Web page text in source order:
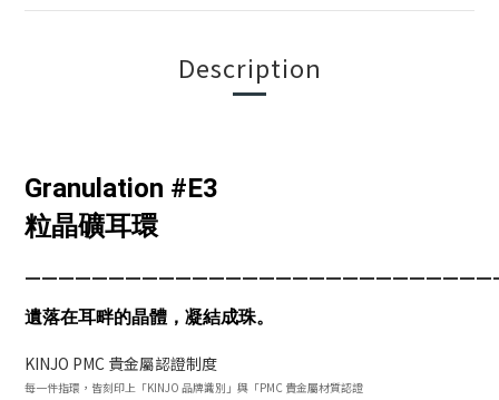
Description
Granulation #E3
粒晶礦耳環
遺落在耳畔的晶體，凝結成珠。
KINJO PMC 貴金屬認證制度
每一件指環，皆刻印上「KINJO 品牌識別」與 「PMC 貴金屬材質認證